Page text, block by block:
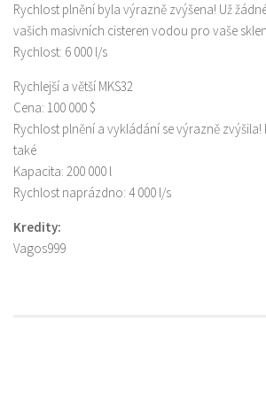
Rychlost plnění byla výrazně zvýšena! Už
vašich masivních cisteren vodou pro vaše
Rychlost: 6 000 l/s
Rychlejší a větší MKS32
Cena: 100 000 $
Rychlost plnění a vykládání se výrazně
také
Kapacita: 200 000 l
Rychlost naprázdno: 4 000 l/s
Kredity:
Vagos999